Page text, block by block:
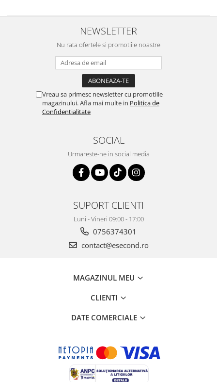
NEWSLETTER
Nu rata ofertele si promotiile noastre
Vreau sa primesc newsletter cu promotiile
magazinului. Afla mai multe in Politica de
Confidentialitate
SOCIAL
Urmareste-ne in social media
SUPORT CLIENTI
Luni - Vineri 09:00 - 17:00
0756374301
contact@esecond.ro
MAGAZINUL MEU
CLIENTI
DATE COMERCIALE